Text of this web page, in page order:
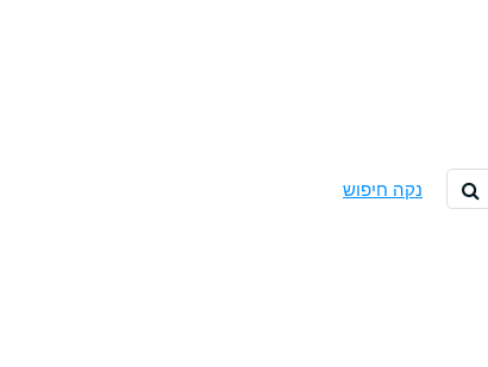
נקה חיפוש